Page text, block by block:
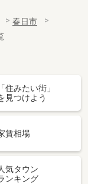
春日市
「住みたい街」
見つけよう
賃相場
気タウン
ンキング